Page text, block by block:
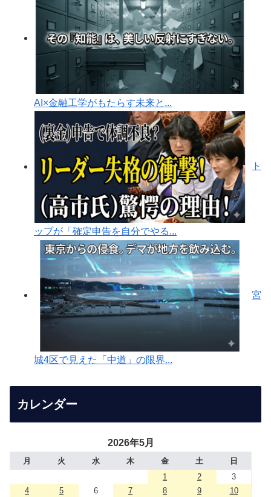
AI×金融工学がもたらす未来と...
ト
ップが「確定申告を自分でやる...
宮
城4区で見えた「中道」の限界...
カレンダー
2026年5月
月 火 水 木 金 土
日
1
2
3
4
5 6 7 8 9
10